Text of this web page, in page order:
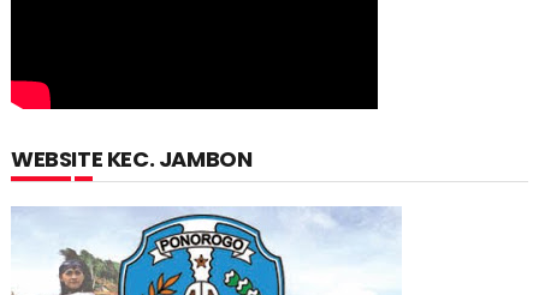
WEBSITE KEC. JAMBON